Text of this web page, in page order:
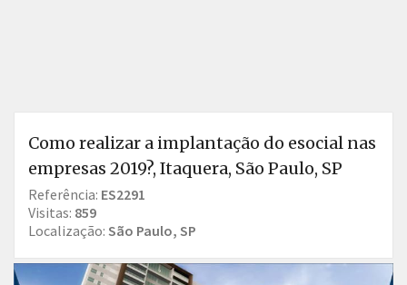
Como realizar a implantação do esocial nas
empresas 2019?, Itaquera, São Paulo, SP
Referência: ES2291
Visitas: 859
Localização: São Paulo, SP